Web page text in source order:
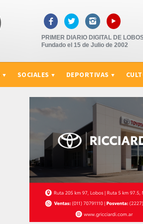
   ▸
PRIMER DIARIO DIGITAL DE
Fundado el 15 de Julio de 2002
SOCIALES DEPORTIVAS